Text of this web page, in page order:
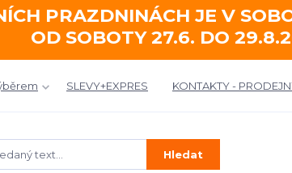
PRAZDNINÁCH JE V
OD SOBOTY 27.6. DO
SLEVY+EXPRES KONTAKTY -
Hledat